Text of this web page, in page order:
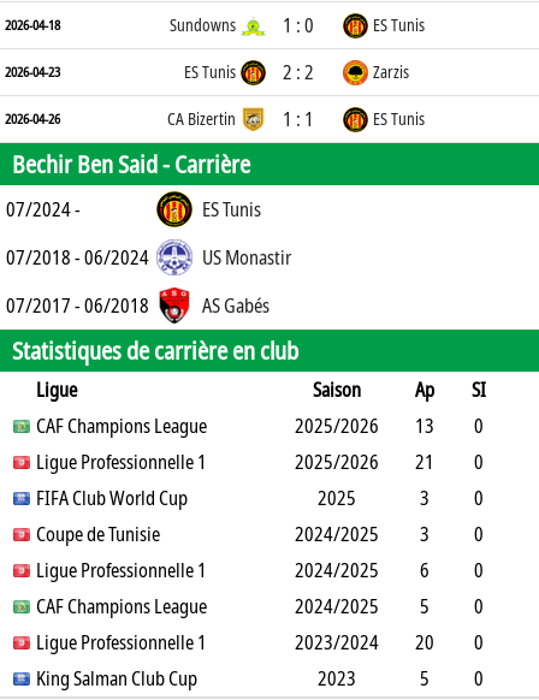
2026-04-18 Sundowns 1 : 0 ES Tunis
2026-04-23 ES Tunis 2 : 2 Zarzis
2026-04-26 CA Bizertin 1 : 1 ES Tunis
Bechir Ben Said -Carrière
07/2024 -
ES Tunis
07/2018 - 06/2024
US Monastir
07/2017 - 06/2018
AS Gabés
Statistiques de carrière en club
Ligue Saison Ap
SI
SO
B B A 2J CR Min
CAF Champions League 2025/2026 13
0
0
1 0 0 0 0 1170
Ligue Professionnelle 1 2025/2026 21
0
0
3 0 0 1890
FIFA Club World Cup 2025 3
0
0
0 0 0 0 270
Coupe de Tunisie 2024/2025 3
0
0
0 0 0 0 0 270
Ligue Professionnelle 1 2024/2025 6
0
0
14 0 0 0 0 540
CAF Champions League 2024/2025 5
0
0
5 0 0 0 0 450
Ligue Professionnelle 1 2023/2024 20
0
0
0 0 0 0 1800
King Salman Club Cup 2023 5
0